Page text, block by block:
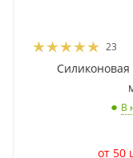
23
В
от 50